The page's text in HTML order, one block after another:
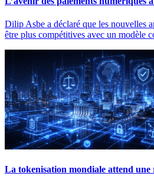
Dilip Asbe a déclaré que les nouvelles
être plus compétitives avec un modèle
La tokenisation mondiale attend une